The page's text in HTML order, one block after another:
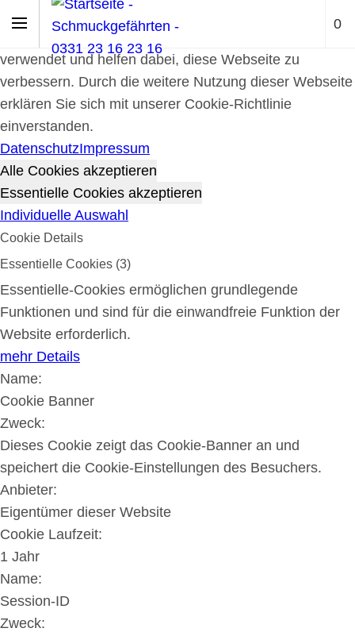
Cookie-Richtlinie
Cookies werden zur Benutzerführung und Webanalyse
verwendet und helfen dabei, diese Webseite zu
verbessern. Durch die weitere Nutzung dieser Webseite
erklären Sie sich mit unserer Cookie-Richtlinie
einverstanden.
DatenschutzImpressum
Alle Cookies akzeptieren
Essentielle Cookies akzeptieren
Individuelle Auswahl
Cookie Details
Essentielle Cookies (3)
Essentielle-Cookies ermöglichen grundlegende
Funktionen und sind für die einwandfreie Funktion der
Website erforderlich.
mehr Details
Name:
Cookie Banner
Zweck:
Dieses Cookie zeigt das Cookie-Banner an und
speichert die Cookie-Einstellungen des Besuchers.
Anbieter:
Eigentümer dieser Website
Cookie Laufzeit:
1 Jahr
Name:
Session-ID
Zweck:
0